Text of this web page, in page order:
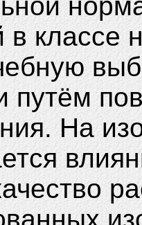
классе
путём
На